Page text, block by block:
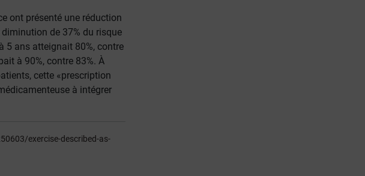
ont présenté une réduction
de 37% du risque
5 ans atteignait 80%, contre
à 90%, contre 83%. À
cette «prescription
à intégrer
exercise-described-as-